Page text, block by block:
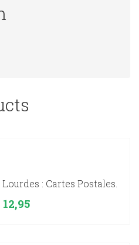
: Cartes Postales.
12,95